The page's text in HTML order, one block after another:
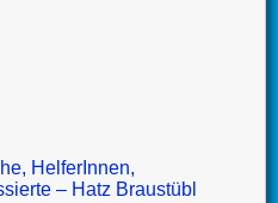
HelferInnen,
– Hatz Braustübl